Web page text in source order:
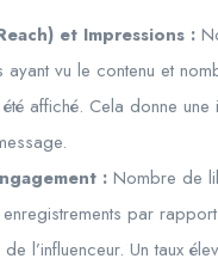
et Impressions :
ayant vu le contenu et
affiché. Cela donne
: Nombre de
par
de l’influenceur. Un taux